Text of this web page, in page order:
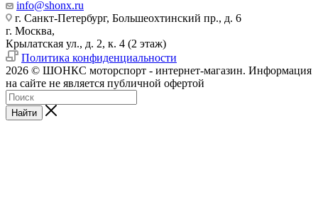
info@shonx.ru
г. Санкт-Петербург, Большеохтинский пр., д. 6
г. Москва,
Крылатская ул., д. 2, к. 4 (2 этаж)
Политика конфиденциальности
2026 © ШОНКС моторспорт - интернет-магазин. Информация
на сайте не является публичной офертой
Найти